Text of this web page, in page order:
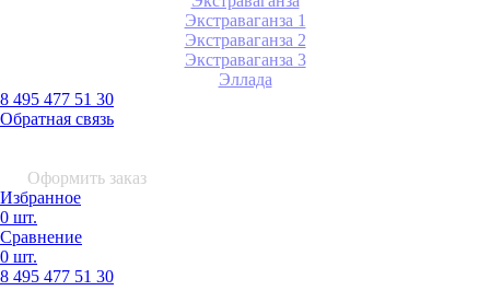
Экстраваганза 1
Экстраваганза 2
Экстраваганза 3
Эллада
8 495 477 51 30
Обратная связь
Оформить заказ
Избранное
0 шт.
Сравнение
0 шт.
8 495 477 51 30